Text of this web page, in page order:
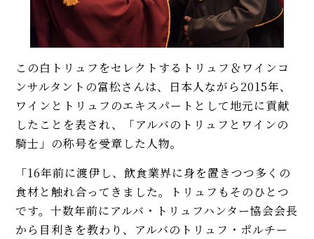
この白トリュフをセレクトするトリュフ＆ワインコ
ンサルタントの富松さんは、日本人ながら2015年、
ワインとトリュフのエキスパートとして地元に貢献
したことを表され、「アルバのトリュフとワインの
騎士」の称号を受章した人物。
「16年前に渡伊し、飲食業界に身を置きつつ多くの
食材と触れ合ってきました。トリュフもそのひとつ
です。十数年前にアルバ・トリュフハンター協会会長
から目利きを教わり、アルバのトリュフ・ポルチー